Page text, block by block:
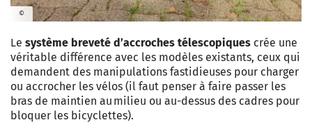
©
Le système breveté d’accroches télescopiques crée une
véritable différence avec les modèles existants, ceux qui
demandent des manipulations fastidieuses pour charger
ou accrocher les vélos (il faut penser à faire passer les
bras de maintien au milieu ou au-dessus des cadres pour
bloquer les bicyclettes).